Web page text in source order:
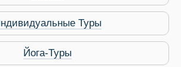
Путеводитель по
Туры
Йога-Туры